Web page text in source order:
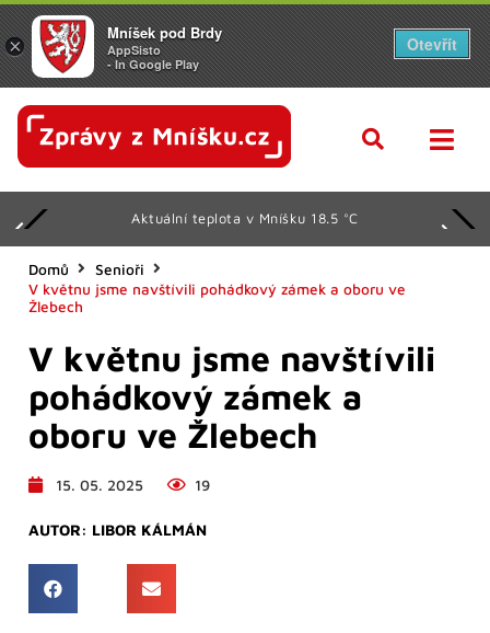
Aktuální teplota v Mníšku 18.5 °C
Domů
Senioři
V květnu jsme navštívili pohádkový zámek a oboru ve
Žlebech
V květnu jsme navštívili
pohádkový zámek a
oboru ve Žlebech
15. 05. 2025 19
AUTOR: LIBOR KÁLMÁN
×
Mníšek pod Brdy
AppSisto
- In Google Play
Otevřít